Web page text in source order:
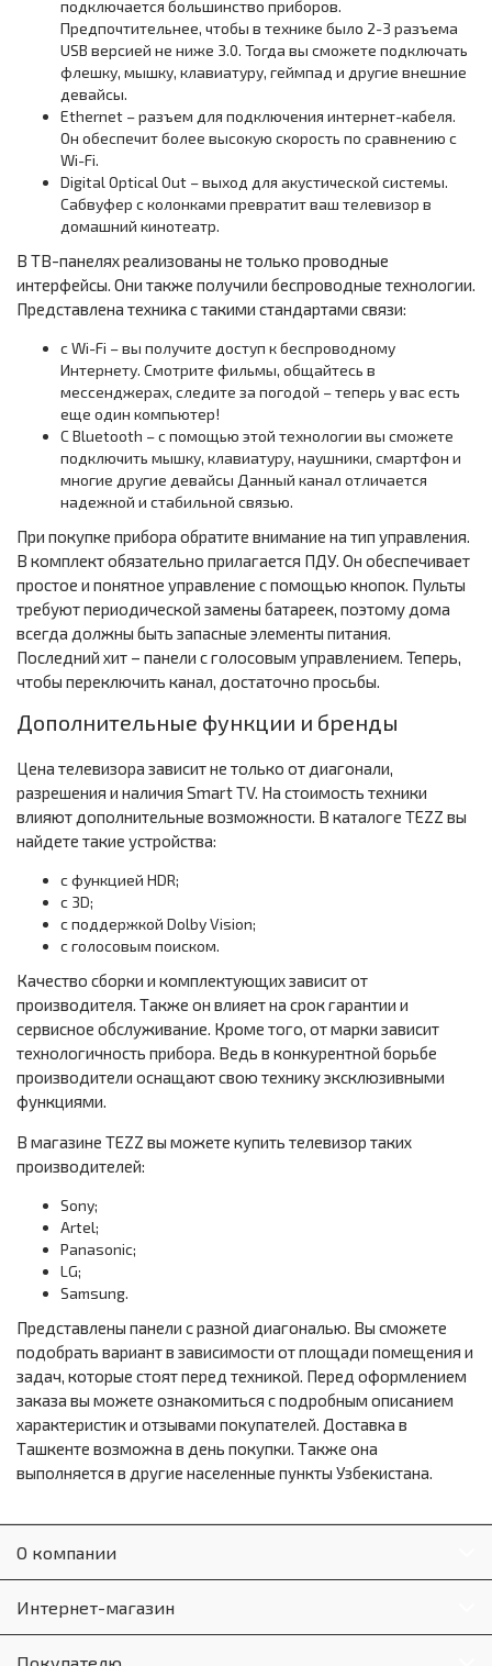
подключается большинство приборов.
Предпочтительнее, чтобы в технике было 2-3 разъема
USB версией не ниже 3.0. Тогда вы сможете подключать
флешку, мышку, клавиатуру, геймпад и другие внешние
девайсы.
Ethernet – разъем для подключения интернет-кабеля.
Он обеспечит более высокую скорость по сравнению с
Wi-Fi.
Digital Optical Out – выход для акустической системы.
Сабвуфер с колонками превратит ваш телевизор в
домашний кинотеатр.
В ТВ-панелях реализованы не только проводные
интерфейсы. Они также получили беспроводные технологии.
Представлена техника с такими стандартами связи:
с Wi-Fi – вы получите доступ к беспроводному
Интернету. Смотрите фильмы, общайтесь в
мессенджерах, следите за погодой – теперь у вас есть
еще один компьютер!
С Bluetooth – с помощью этой технологии вы сможете
подключить мышку, клавиатуру, наушники, смартфон и
многие другие девайсы Данный канал отличается
надежной и стабильной связью.
При покупке прибора обратите внимание на тип управления.
В комплект обязательно прилагается ПДУ. Он обеспечивает
простое и понятное управление с помощью кнопок. Пульты
требуют периодической замены батареек, поэтому дома
всегда должны быть запасные элементы питания.
Последний хит – панели с голосовым управлением. Теперь,
чтобы переключить канал, достаточно просьбы.
Дополнительные функции и бренды
Цена телевизора зависит не только от диагонали,
разрешения и наличия Smart TV. На стоимость техники
влияют дополнительные возможности. В каталоге TEZZ вы
найдете такие устройства:
с функцией HDR;
с 3D;
с поддержкой Dolby Vision;
с голосовым поиском.
Качество сборки и комплектующих зависит от
производителя. Также он влияет на срок гарантии и
сервисное обслуживание. Кроме того, от марки зависит
технологичность прибора. Ведь в конкурентной борьбе
производители оснащают свою технику эксклюзивными
функциями.
В магазине TEZZ вы можете купить телевизор таких
производителей:
Sony;
Artel;
Panasonic;
LG;
Samsung.
Представлены панели с разной диагональю. Вы сможете
подобрать вариант в зависимости от площади помещения и
задач, которые стоят перед техникой. Перед оформлением
заказа вы можете ознакомиться с подробным описанием
характеристик и отзывами покупателей. Доставка в
Ташкенте возможна в день покупки. Также она
выполняется в другие населенные пункты Узбекистана.
О компании
Интернет-магазин